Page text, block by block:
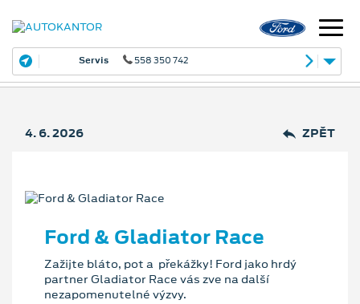
Servis 558 350 742
4. 6. 2026 ZPĚT
Ford & Gladiator Race
Zažijte bláto, pot a překážky! Ford jako hrdý
partner Gladiator Race vás zve na další
nezapomenutelné výzvy.